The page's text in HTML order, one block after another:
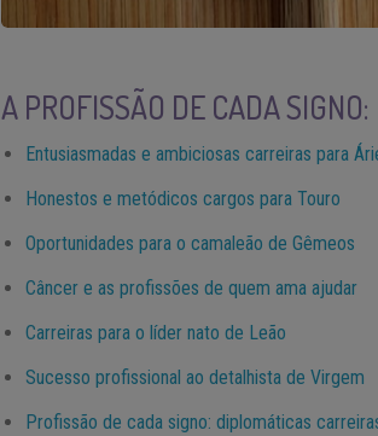
A PROFISSÃO DE CADA SIGNO:
Entusiasmadas e ambiciosas carreiras para
Honestos e metódicos cargos para Touro
Oportunidades para o camaleão de Gêmeos
Câncer e as profissões de quem ama ajudar
Carreiras para o líder nato de Leão
Sucesso profissional ao detalhista de Virgem
Profissão de cada signo: diplomáticas